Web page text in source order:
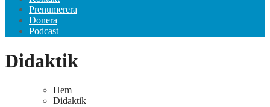
Prenumerera
Donera
Podcast
Didaktik
Hem
Didaktik